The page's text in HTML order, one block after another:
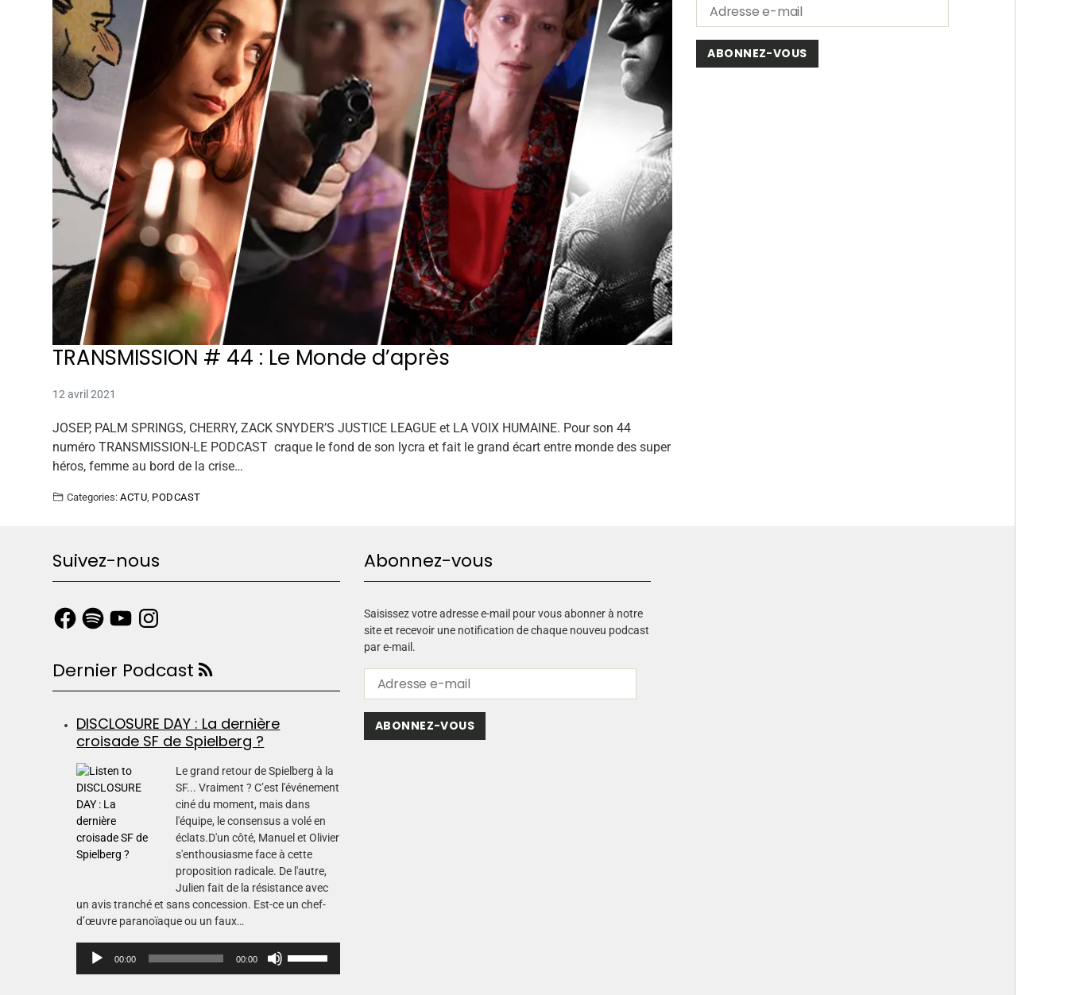
TRANSMISSION # 44 : Le Monde d’après
12 avril 2021
JOSEP, PALM SPRINGS, CHERRY, ZACK SNYDER’S JUSTICE LEAGUE et LA VOIX HUMAINE. Pour son 44
numéro TRANSMISSION-LE PODCAST craque le fond de son lycra et fait le grand écart entre monde des super
héros, femme au bord de la crise…
Categories: ACTU PODCAST
ABONNEZ-VOUS
Suivez-nous
Dernier Podcast
DISCLOSURE DAY : La dernière
croisade SF de Spielberg ?
Le grand retour de Spielberg à la
SF... Vraiment ? C’est l'événement
ciné du moment, mais dans
l'équipe, le consensus a volé en
éclats.D'un côté, Manuel et Olivier
s'enthousiasme face à cette
proposition radicale. De l'autre,
Julien fait de la résistance avec
un avis tranché et sans concession. Est-ce un chef-
d’œuvre paranoïaque ou un faux…
00:00 00:00
Abonnez-vous
Saisissez votre adresse e-mail pour vous abonner à notre
site et recevoir une notification de chaque nouveu podcast
par e-mail.
ABONNEZ-VOUS